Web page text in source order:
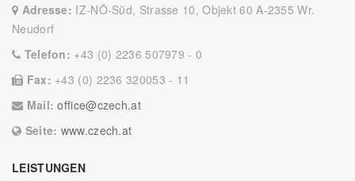
Adresse: IZ-NÖ-Süd, Strasse 10, Objekt 60 A-2355 Wr.
Neudorf
Telefon: +43 (0) 2236 507979 - 0
Fax: +43 (0) 2236 320053 - 11
Mail:office@czech.at
Seite: www.czech.at
LEISTUNGEN